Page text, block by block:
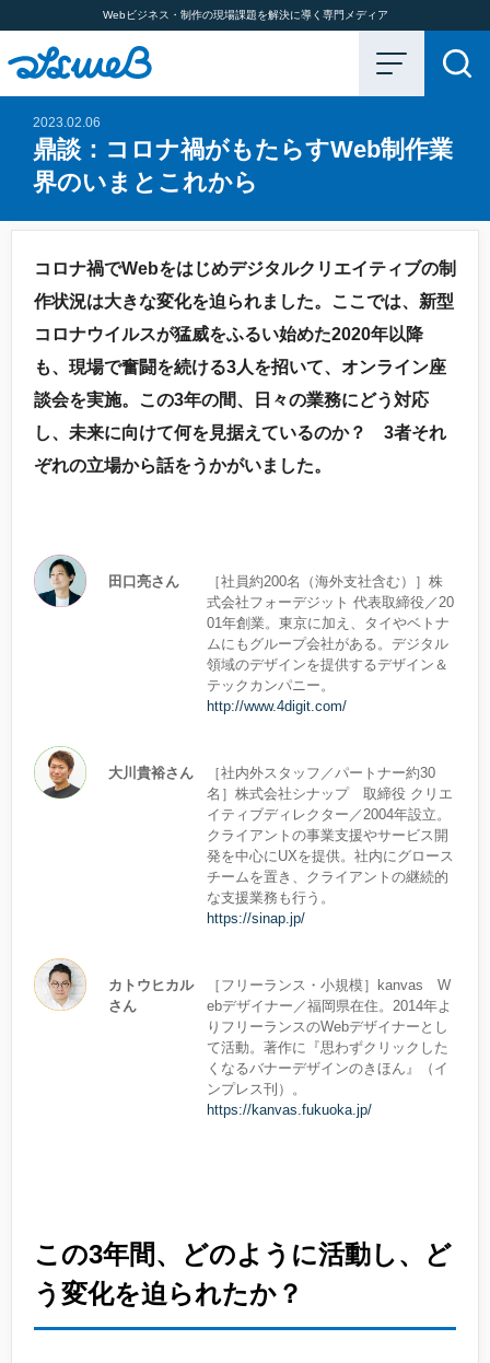
Webビジネス・制作の現場課題を解決に導く専門メディア
2023.02.06
鼎談：コロナ禍がもたらすWeb制作業
界のいまとこれから
コロナ禍でWebをはじめデジタルクリエイティブの制
作状況は大きな変化を迫られました。ここでは、新型
コロナウイルスが猛威をふるい始めた2020年以降
も、現場で奮闘を続ける3人を招いて、オンライン座
談会を実施。この3年の間、日々の業務にどう対応
し、未来に向けて何を見据えているのか？ 3者それ
ぞれの立場から話をうかがいました。
田口亮さん
［社員約200名（海外支社含む）］株
式会社フォーデジット 代表取締役／20
01年創業。東京に加え、タイやベトナ
ムにもグループ会社がある。デジタル
領域のデザインを提供するデザイン＆
テックカンパニー。
http://www.4digit.com/
大川貴裕さん
［社内外スタッフ／パートナー約30
名］株式会社シナップ 取締役 クリエ
イティブディレクター／2004年設立。
クライアントの事業支援やサービス開
発を中心にUXを提供。社内にグロース
チームを置き、クライアントの継続的
な支援業務も行う。
https://sinap.jp/
カトウヒカル
さん
［フリーランス・小規模］kanvas W
ebデザイナー／福岡県在住。2014年よ
りフリーランスのWebデザイナーとし
て活動。著作に『思わずクリックした
くなるバナーデザインのきほん』（イ
ンプレス刊）。
https://kanvas.fukuoka.jp/
この3年間、どのように活動し、ど
う変化を迫られたか？